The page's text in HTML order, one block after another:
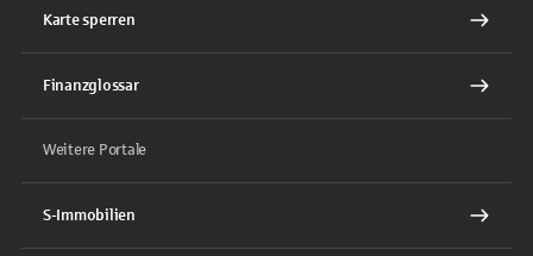
Karte sperren
Finanzglossar
Weitere Portale
S-Immobilien